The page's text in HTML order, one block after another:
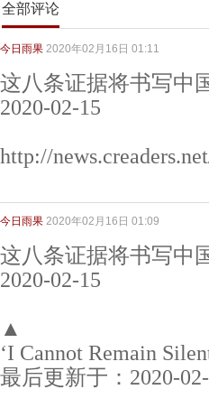
全部评论
今日雨果 2020年02月16日 01:11
这八条证据将书写中
2020-02-15
http://
今日雨果 2020年02月16日 01:09
这八条证据将书写中
2020-02-15
▲
‘I Cannot Remain
最后更新于：2020-